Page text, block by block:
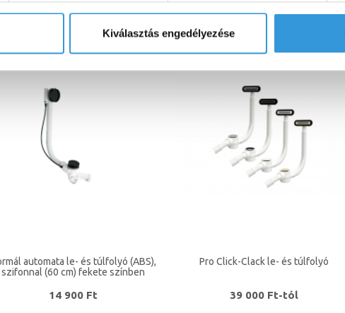
Kiválasztás engedélyezése
szifonnal (60 cm) fehér színben
10 600 Ft
New Velvet és Harmony különleges
18 000 Ft
automata le- és túlfolyó (ABS),
szifonnal (60 cm) fekete színben
14 900 Ft
Pro Click-Clack le- és túlfolyó
39 000 Ft-tól